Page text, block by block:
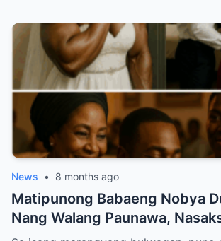
News • 8 months ago
Matipunong Babaeng Nobya
Nang Walang Paunawa,
Nakakabagbag-damdaming